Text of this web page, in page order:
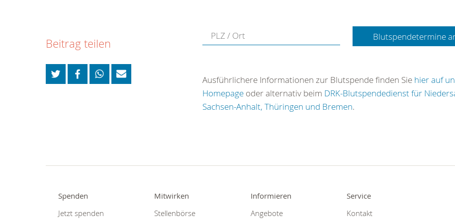
Blutspendetermine
Ausführlichere Informationen zur Blutspende finden Sie hier auf
Homepage oder alternativ beim DRK-Blutspendedienst für
Sachsen-Anhalt, Thüringen und Bremen.
Beitrag teilen
Spenden
Jetzt spenden
Mitwirken
Stellenbörse
Informieren
Angebote
Service
Kontakt